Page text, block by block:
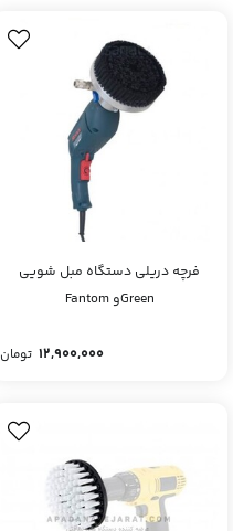
فرچه دریلی دستگاه مبل شویی
Greenو Fantom
12,900,000 تومان